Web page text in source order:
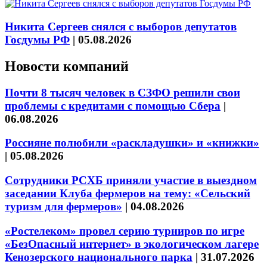
Никита Сергеев снялся с выборов депутатов
Госдумы РФ | 05.08.2026
Новости компаний
Почти 8 тысяч человек в СЗФО решили свои
проблемы с кредитами с помощью Сбера |
06.08.2026
Россияне полюбили «раскладушки» и «книжки»
| 05.08.2026
Сотрудники РСХБ приняли участие в выездном
заседании Клуба фермеров на тему: «Сельский
туризм для фермеров» | 04.08.2026
«Ростелеком» провел серию турниров по игре
«БезОпасный интернет» в экологическом лагере
Кенозерского национального парка | 31.07.2026